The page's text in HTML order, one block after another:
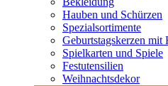
Hauben und Schürzen
Spezialsortimente
Geburtstagskerzen mit
Spielkarten und Spiele
Festutensilien
Weihnachtsdekor